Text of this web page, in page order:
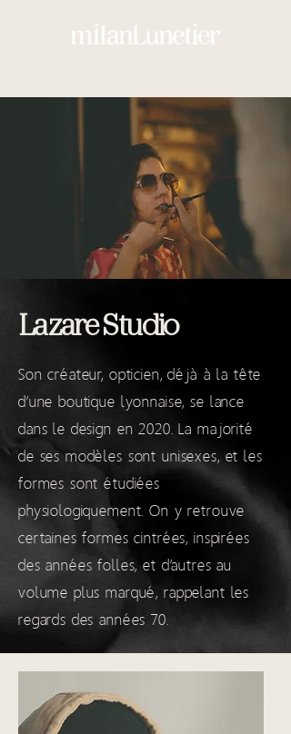
Lazare Studio
Son créateur, opticien, déjà à la tête
d’une boutique lyonnaise, se lance
dans le design en 2020. La majorité
de ses modèles sont unisexes, et les
formes sont étudiées
physiologiquement. On y retrouve
certaines formes cintrées, inspirées
des années folles, et d’autres au
volume plus marqué, rappelant les
regards des années 70.